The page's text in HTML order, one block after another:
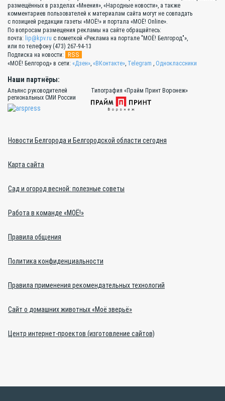
размещённых в разделах «Мнения», «Народные новости», а также
комментариев пользователей к материалам сайта могут не совпадать
с позицией редакции газеты «МОЁ!» и портала «МОЁ! Online».
По вопросам размещения рекламы на сайте обращайтесь:
почта: lip@kpv.ru с пометкой «Реклама на портале "МОЁ! Белгород"»,
или по телефону (473) 267-94-13
Подписка на новости:
RSS
«МОЁ! Белгород» в сети: «Дзен», «ВКонтакте», Telegram , Одноклассники
Наши партнёры:
Альянс руководителей
региональных СМИ России
Типография «Прайм Принт Воронеж»
Новости Белгорода и Белгородской области сегодня
Карта сайта
Сад и огород весной: полезные советы
Работа в команде «МОЁ!»
Правила общения
Политика конфиденциальности
Правила применения рекомендательных технологий
Сайт о домашних животных «Моё зверьё»
Центр интернет-проектов (изготовление сайтов)